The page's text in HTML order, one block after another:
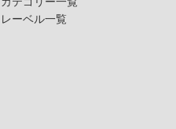
レーベル一覧